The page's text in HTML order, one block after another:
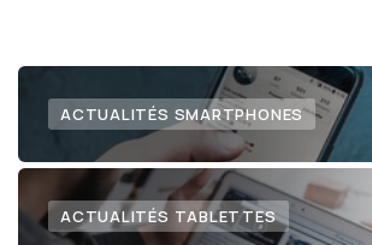
ACTUALITÉS SMARTPHONES
ACTUALITÉS TABLETTES